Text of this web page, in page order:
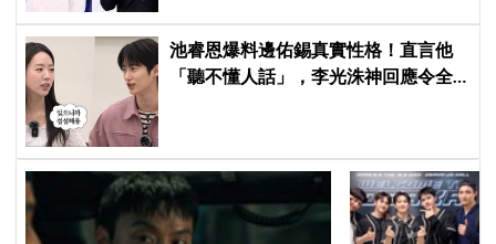
池睿恩爆料邊佑錫真實性格！直言他
「聽不懂人話」，李光洙神回應令全